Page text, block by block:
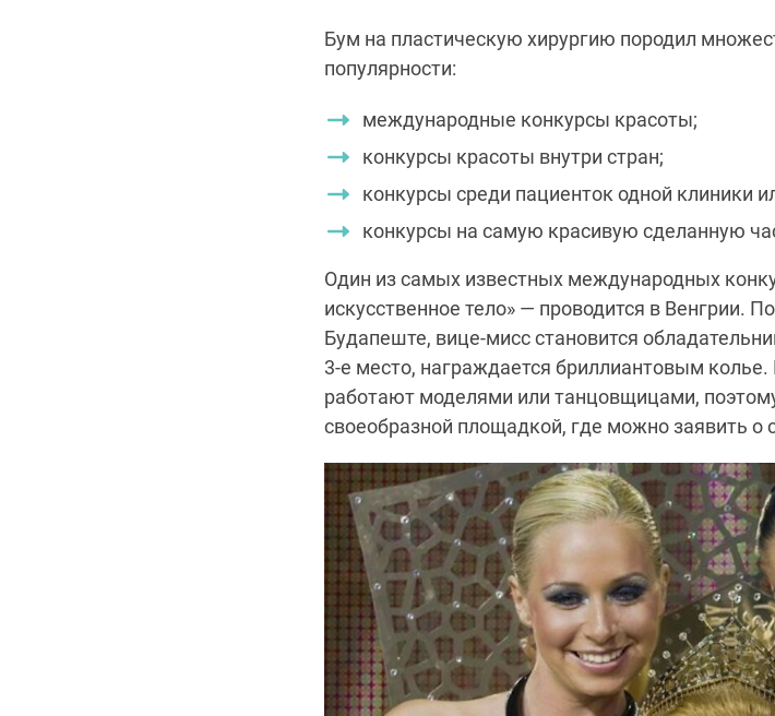
Бум на пластическую хирургию породил
популярности:
международные конкурсы красоты;
конкурсы красоты внутри стран;
конкурсы среди пациенток одной клиники
конкурсы на самую красивую сделанную
Один из самых известных международных
искусственное тело» — проводится в Венгрии.
Будапеште, вице-мисс становится
3-е место, награждается бриллиантовым
работают моделями или танцовщицами,
своеобразной площадкой, где можно заявить о